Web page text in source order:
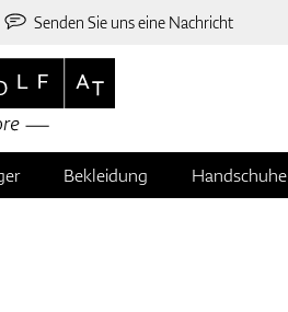
Senden Sie uns eine Nachricht
Bekleidung Handschuhe